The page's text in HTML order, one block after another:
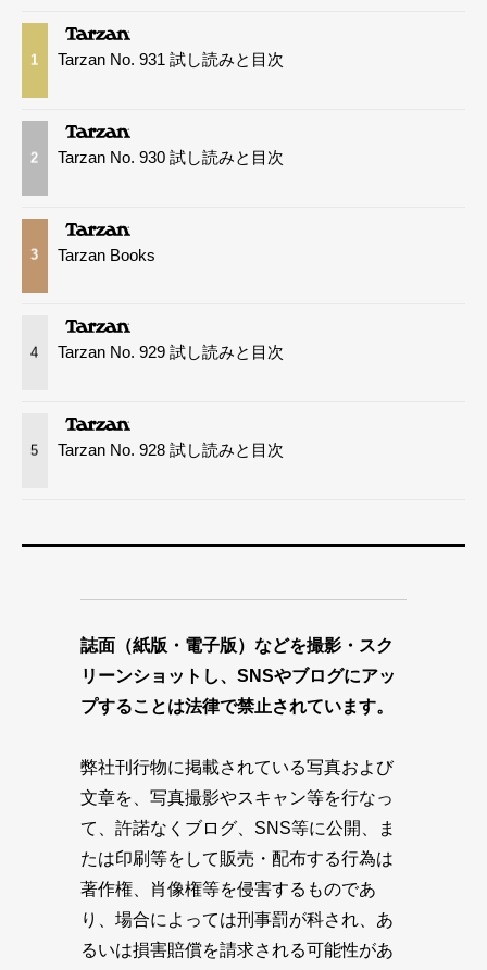
1 Tarzan No. 931 試し読みと目次
2 Tarzan No. 930 試し読みと目次
3 Tarzan Books
4 Tarzan No. 929 試し読みと目次
5 Tarzan No. 928 試し読みと目次
誌面（紙版・電子版）などを撮影・スク
リーンショットし、SNSやブログにアッ
プすることは法律で禁止されています。
弊社刊行物に掲載されている写真および
文章を、写真撮影やスキャン等を行なっ
て、許諾なくブログ、SNS等に公開、ま
たは印刷等をして販売・配布する行為は
著作権、肖像権等を侵害するものであ
り、場合によっては刑事罰が科され、あ
るいは損害賠償を請求される可能性があ